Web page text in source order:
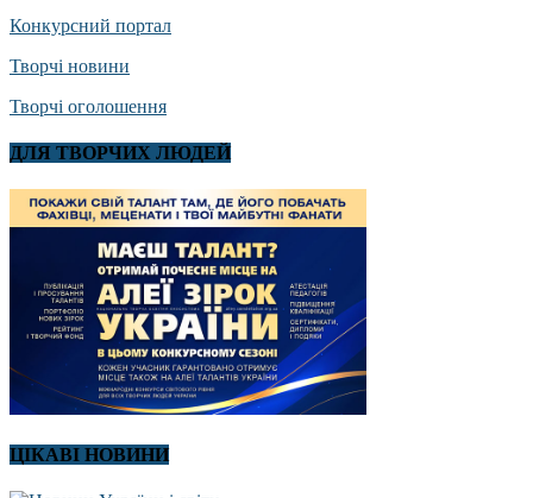
Конкурсний портал
Творчі новини
Творчі оголошення
ДЛЯ ТВОРЧИХ ЛЮДЕЙ
ЦІКАВІ НОВИНИ